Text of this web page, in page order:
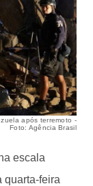
após terremoto -
Foto: Agência Brasil
escala
quarta-feira